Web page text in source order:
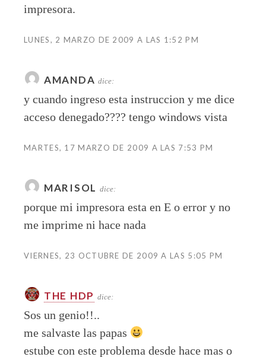
impresora.
LUNES, 2 MARZO DE 2009 A LAS 1:52 PM
AMANDA dice:
y cuando ingreso esta instruccion y me dice
acceso denegado???? tengo windows vista
MARTES, 17 MARZO DE 2009 A LAS 7:53 PM
MARISOL dice:
porque mi impresora esta en E o error y no
me imprime ni hace nada
VIERNES, 23 OCTUBRE DE 2009 A LAS 5:05 PM
THE HDP dice:
Sos un genio!!..
me salvaste las papas
estube con este problema desde hace mas o